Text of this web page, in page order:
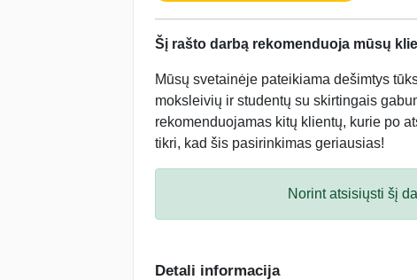
Šį rašto darbą rekomenduoja mūsų
Mūsų svetainėje pateikiama dešimtys
moksleivių ir studentų su skirtingais
rekomenduojamas kitų klientų, kurie po
tikri, kad šis pasirinkimas geriausias!
Norint atsisiųsti šį
Detali informacija